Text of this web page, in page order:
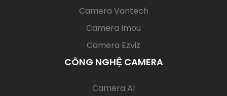
Camera Vantech
Camera Imou
Camera Ezviz
CÔNG NGHỆ CAMERA
Camera AI